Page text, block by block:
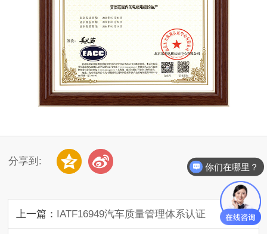
分享到:
上一篇： IATF16949汽车质量管理体系认证
你们在哪里？